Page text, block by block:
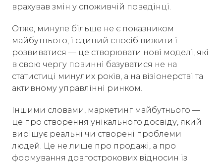
врахував змін у споживчій поведінці.
Отже, минуле більше не є показником
майбутнього, і єдиний спосіб вижити і
розвиватися — це створювати нові моделі, які
в свою чергу повинні базуватися не на
статистиці минулих років, а на візіонерстві та
активному управлінні ринком.
Іншими словами, маркетинг майбутнього —
це про створення унікального досвіду, який
вирішує реальні чи створені проблеми
людей. Це не лише про продажі, а про
формування довгострокових відносин із